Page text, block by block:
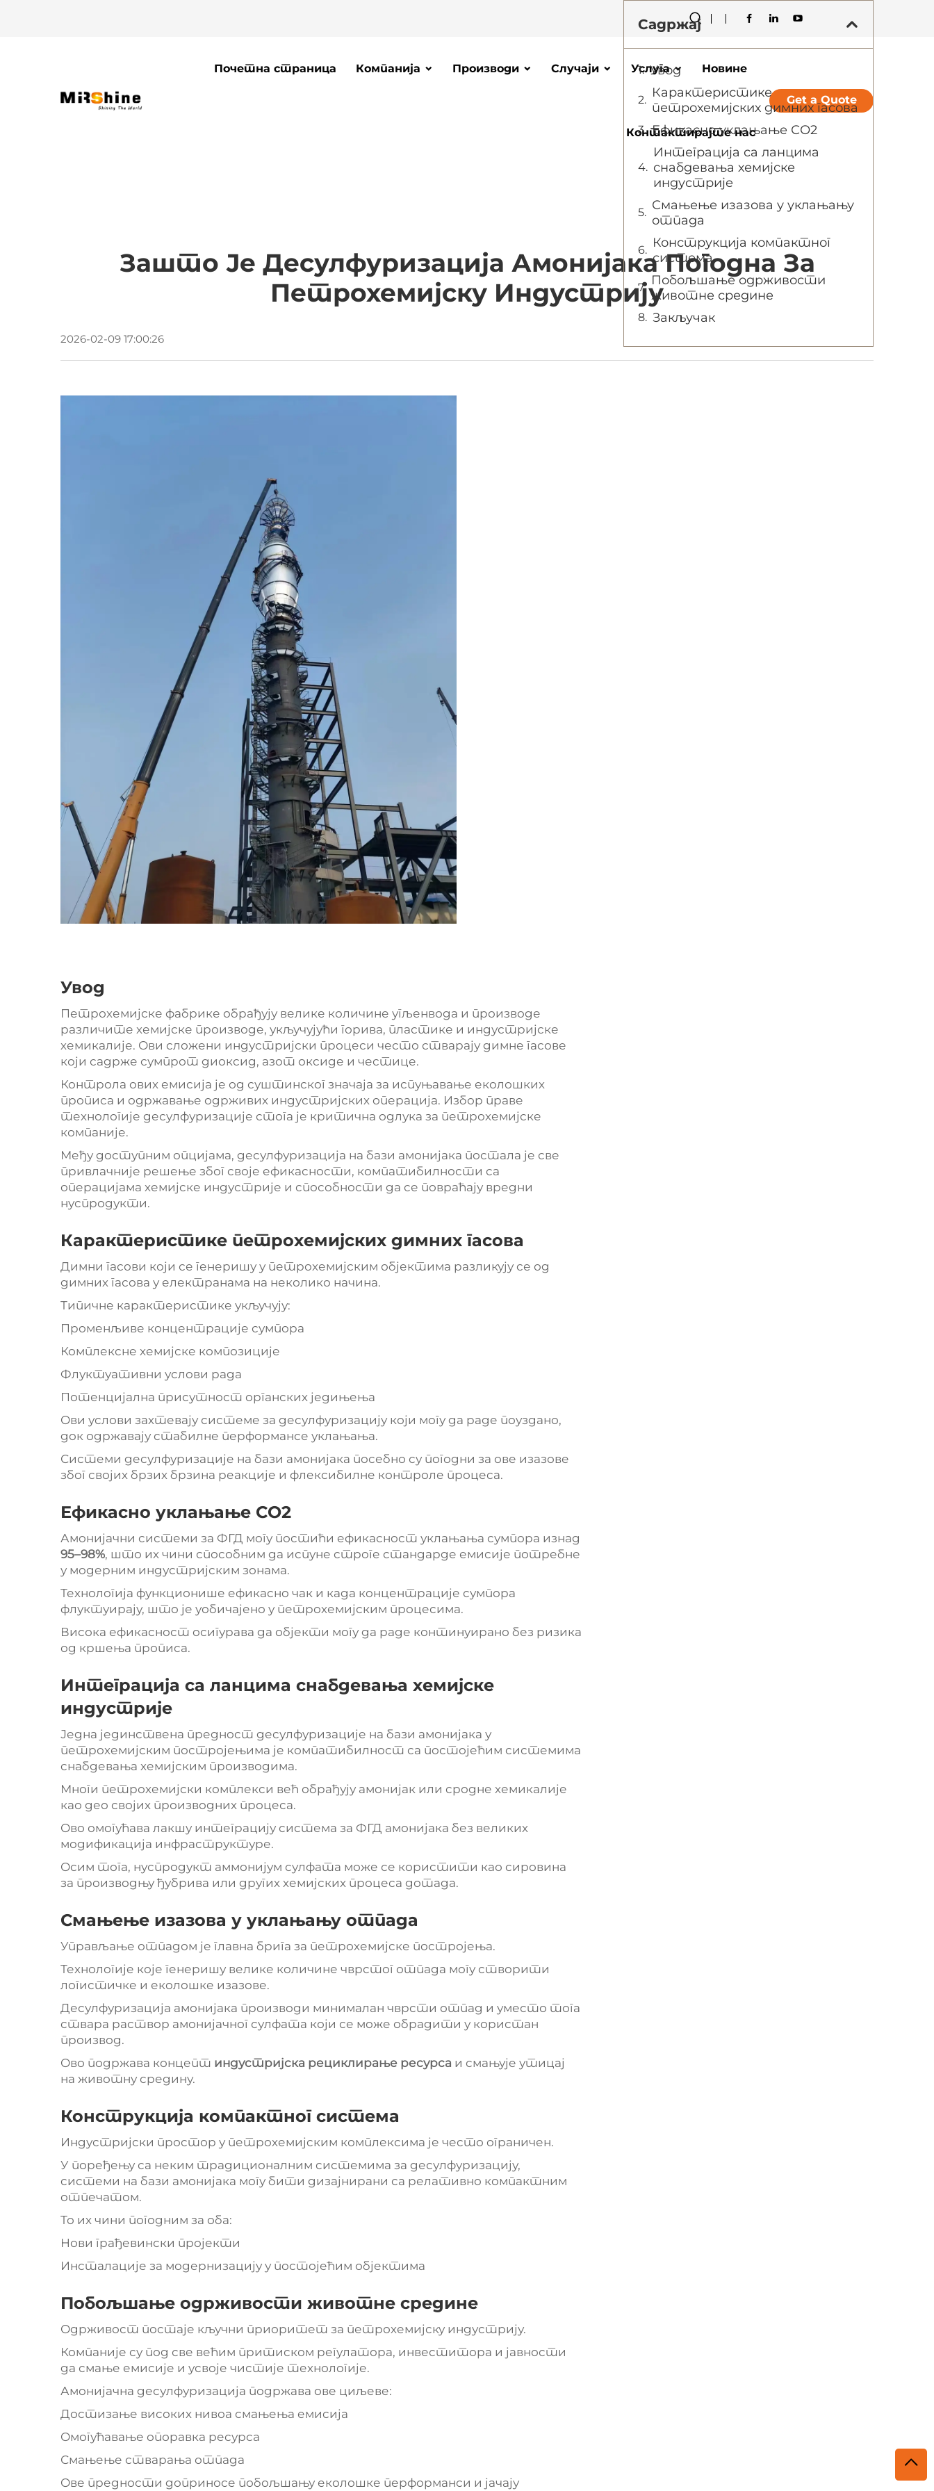
Почетна страница Компанија Производи Случаји Услуга Новине
Контактирајте нас
Get a Quote
Зашто Је Десулфуризација Амонијака Погодна За
Петрохемијску Индустрију
2026-02-09 17:00:26
Увод
Петрохемијске фабрике обрађују велике количине угљенвода и производе
различите хемијске производе, укључујући горива, пластике и индустријске
хемикалије. Ови сложени индустријски процеси често стварају димне гасове
који садрже сумпрот диоксид, азот оксиде и честице.
Контрола ових емисија је од суштинског значаја за испуњавање еколошких
прописа и одржавање одрживих индустријских операција. Избор праве
технологије десулфуризације стога је критична одлука за петрохемијске
компаније.
Међу доступним опцијама, десулфуризација на бази амонијака постала је све
привлачније решење због своје ефикасности, компатибилности са
операцијама хемијске индустрије и способности да се повраћају вредни
нуспродукти.
Карактеристике петрохемијских димних гасова
Димни гасови који се генеришу у петрохемијским објектима разликују се од
димних гасова у електранама на неколико начина.
Типичне карактеристике укључују:
Променљиве концентрације сумпора
Комплексне хемијске композиције
Флуктуативни услови рада
Потенцијална присутност органских једињења
Ови услови захтевају системе за десулфуризацију који могу да раде поуздано,
док одржавају стабилне перформансе уклањања.
Системи десулфуризације на бази амонијака посебно су погодни за ове изазове
због својих брзих брзина реакције и флексибилне контроле процеса.
Ефикасно уклањање СО2
Амонијачни системи за ФГД могу постићи ефикасност уклањања сумпора изнад
95–98%, што их чини способним да испуне строге стандарде емисије потребне
у модерним индустријским зонама.
Технологија функционише ефикасно чак и када концентрације сумпора
флуктуирају, што је уобичајено у петрохемијским процесима.
Висока ефикасност осигурава да објекти могу да раде континуирано без ризика
од кршења прописа.
Интеграција са ланцима снабдевања хемијске
индустрије
Једна јединствена предност десулфуризације на бази амонијака у
петрохемијским постројењима је компатибилност са постојећим системима
снабдевања хемијским производима.
Многи петрохемијски комплекси већ обрађују амонијак или сродне хемикалије
као део својих производних процеса.
Ово омогућава лакшу интеграцију система за ФГД амонијака без великих
модификација инфраструктуре.
Осим тога, нуспродукт аммонијум сулфата може се користити као сировина
за производњу ђубрива или других хемијских процеса дотада.
Смањење изазова у уклањању отпада
Управљање отпадом је главна брига за петрохемијске постројења.
Технологије које генеришу велике количине чврстог отпада могу створити
логистичке и еколошке изазове.
Десулфуризација амонијака производи минималан чврсти отпад и уместо тога
ствара раствор амонијачног сулфата који се може обрадити у користан
производ.
Ово подржава концепт индустријска рециклирање ресурса и смањује утицај
на животну средину.
Конструкција компактног система
Индустријски простор у петрохемијским комплексима је често ограничен.
У поређењу са неким традиционалним системима за десулфуризацију,
системи на бази амонијака могу бити дизајнирани са релативно компактним
отпечатом.
То их чини погодним за оба:
Нови грађевински пројекти
Инсталације за модернизацију у постојећим објектима
Побољшање одрживости животне средине
Одрживост постаје кључни приоритет за петрохемијску индустрију.
Компаније су под све већим притиском регулатора, инвеститора и јавности
да смање емисије и усвоје чистије технологије.
Амонијачна десулфуризација подржава ове циљеве:
Достизање високих нивоа смањења емисија
Омогућавање опоравка ресурса
Смањење стварања отпада
Ове предности доприносе побољшању еколошке перформанси и јачају
Садржај
Увод
Карактеристике
петрохемијских димних гасова
Ефикасно уклањање СО2
Интеграција са ланцима
снабдевања хемијске
индустрије
Смањење изазова у уклањању
отпада
Конструкција компактног
система
Побољшање одрживости
животне средине
Закључак